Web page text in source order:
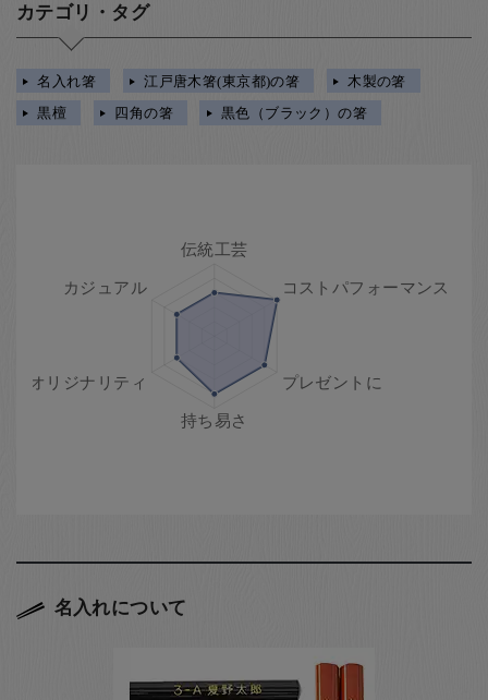
カテゴリ・タグ
名入れ箸 江戸唐木箸(東京都)の箸
木製の箸
黒檀
四角の箸 黒色（ブラック）の箸
名入れについて